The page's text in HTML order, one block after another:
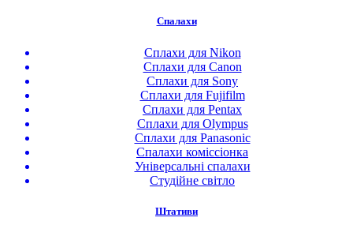
Спалахи
Сплахи для Nikon
Сплахи для Canon
Сплахи для Sony
Сплахи для Fujifilm
Сплахи для Pentax
Сплахи для Olympus
Сплахи для Panasonic
Спалахи коміссіонка
Універсальні спалахи
Студійне світло
Штативи